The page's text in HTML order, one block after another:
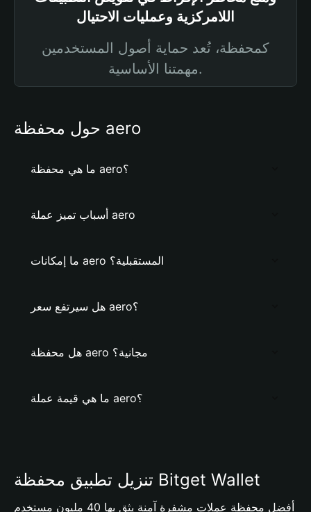
اللامركزية وعمليات الاحتيال
كمحفظة، تُعد حماية أصول المستخدمين
مهمتنا الأساسية.
حول محفظة aero
ما هي محفظة aero؟
أسباب تميز عملة aero
ما إمكانات aero المستقبلية؟
هل سيرتفع سعر aero؟
هل محفظة aero مجانية؟
ما هي قيمة عملة aero؟
تنزيل تطبيق محفظة Bitget Wallet
أفضل محفظة عملات مشفرة آمنة يثق بها 40 مليون مستخدم